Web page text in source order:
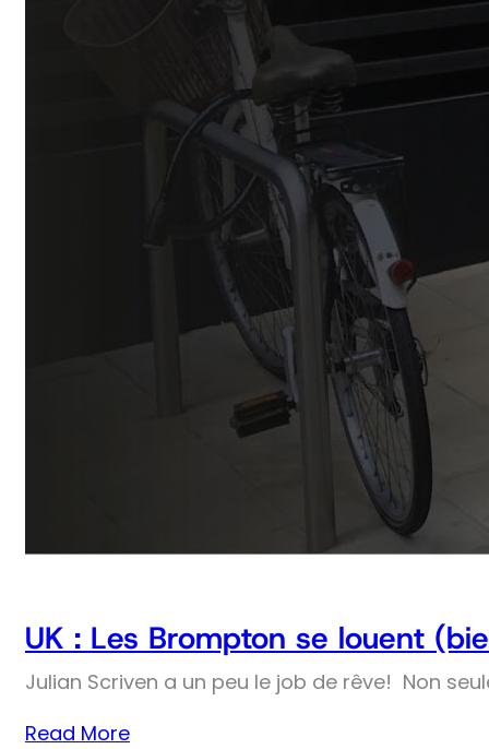
UK : Les Brompton se louent
Julian Scriven a un peu le job de rêve! Non
Read More